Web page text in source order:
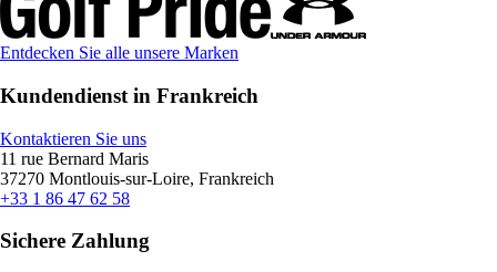
Entdecken Sie alle unsere Marken
Kundendienst in Frankreich
Kontaktieren Sie uns
11 rue Bernard Maris
37270 Montlouis-sur-Loire, Frankreich
+33 1 86 47 62 58
Sichere Zahlung